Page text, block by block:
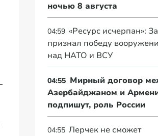
ночью 8 августа
04:59 «Ресурс исчерпан»:
признал победу
над НАТО и ВСУ
04:55 Мирный договор
Азербайджаном и
подпишут, роль России
04:55 Лерчек не сможет